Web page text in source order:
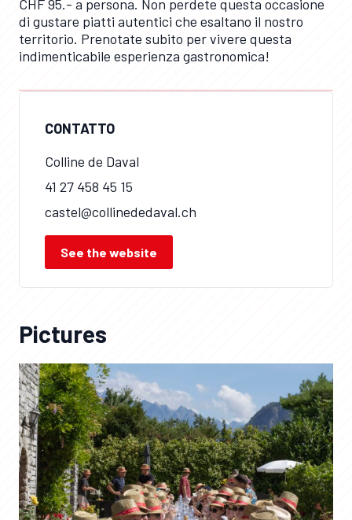
CONTATTO
Colline de Daval
41 27 458 45 15
castel@collinededaval.ch
See the website
CHF 95.- a persona. Non perdete questa occasione
di gustare piatti autentici che esaltano il nostro
territorio. Prenotate subito per vivere questa
indimenticabile esperienza gastronomica!
Pictures